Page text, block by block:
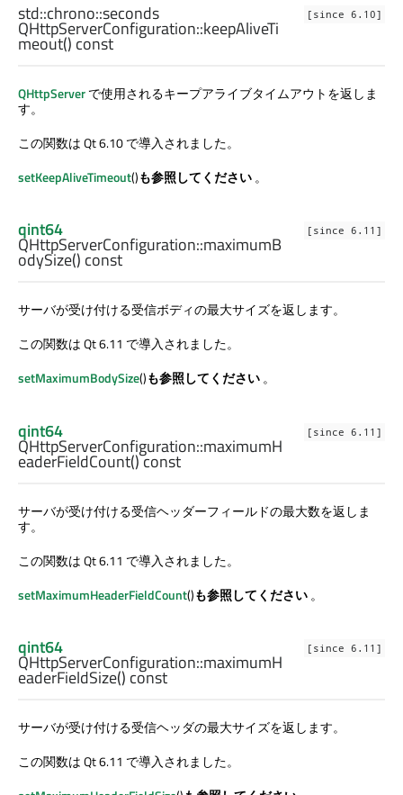
[since 6.10]
std::chrono::seconds
QHttpServerConfiguration::keepAliveTi
meout() const
QHttpServerで使用されるキープアライブタイムアウトを返しま
す。
この関数は Qt 6.10 で導入されました。
setKeepAliveTimeout()も参照してください。
[since 6.11]
qint64
QHttpServerConfiguration::maximumB
odySize() const
サーバが受け付ける受信ボディの最大サイズを返します。
この関数は Qt 6.11 で導入されました。
setMaximumBodySize()も参照してください。
[since 6.11]
qint64
QHttpServerConfiguration::maximumH
eaderFieldCount() const
サーバが受け付ける受信ヘッダーフィールドの最大数を返しま
す。
この関数は Qt 6.11 で導入されました。
setMaximumHeaderFieldCount()も参照してください。
[since 6.11]
qint64
QHttpServerConfiguration::maximumH
eaderFieldSize() const
サーバが受け付ける受信ヘッダの最大サイズを返します。
この関数は Qt 6.11 で導入されました。